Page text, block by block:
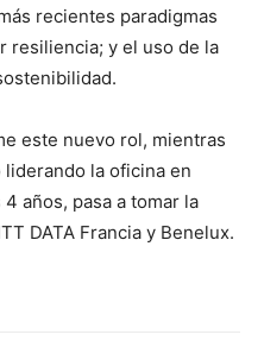
recientes paradigmas
resiliencia; y el uso de la
este nuevo rol, mientras
la oficina en
años, pasa a tomar la
DATA Francia y Benelux.